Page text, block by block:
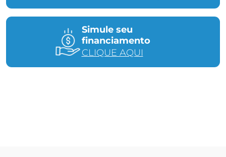
Simule seu
financiamento
CLIQUE AQUI